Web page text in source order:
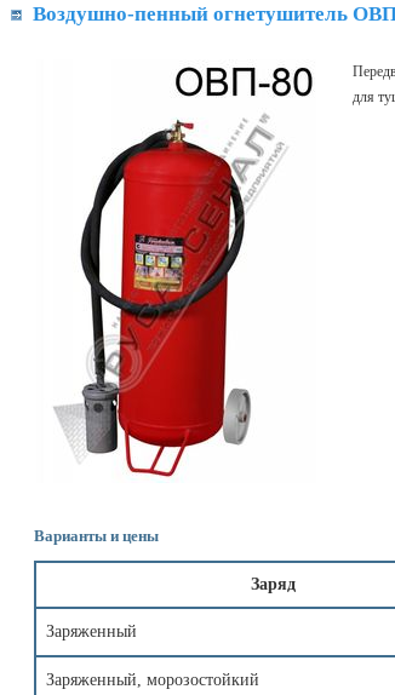
Воздушно-пенный огнетушитель
для
Варианты и цены
Заряд
Заряженный
Заряженный, морозостойкий